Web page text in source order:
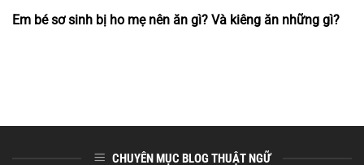
Em bé sơ sinh bị ho mẹ nên ăn gì? Và kiêng ăn những gì?
CHUYÊN MỤC BLOG THUẬT NGỮ